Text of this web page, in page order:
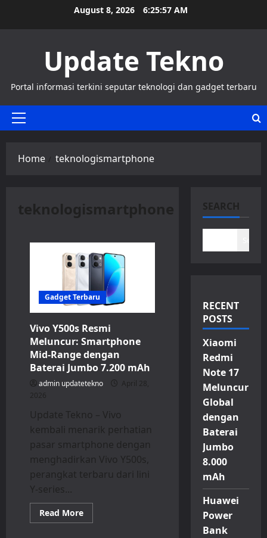
August 8, 2026 6:25:57 AM
Update Tekno
Portal informasi terkini seputar teknologi dan gadget terbaru
Primary
Home teknologismartphone
teknologismartphone
Gadget Terbaru
Vivo Y500s Resmi
Meluncur: Smartphone
Mid-Range dengan
Baterai Jumbo 7.200 mAh
admin updatetekno
April 28,
2026
Update Tekno – Vivo
kembali menarik perhatian
pasar smartphone dengan
menghadirkan Vivo Y500s,
perangkat terbaru dari lini
Y-series...
Read MoreRead
more
SEARCH
RECENT
POSTS
Xiaomi
Redmi
Note 17
Meluncur
Global
dengan
Baterai
Jumbo
8.000
mAh
Huawei
Power
Bank